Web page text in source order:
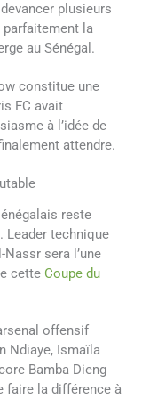
plusieurs
la
au Sénégal.
constitue une
FC avait
à l’idée de
attendre.
reste
Leader technique
sera l’une
cette Coupe du
offensif
Ndiaye, Ismaïla
Bamba Dieng
faire la différence à